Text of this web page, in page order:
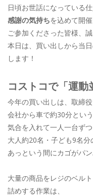
日頃お世話になっている
感謝の気持ちを込めて開
ご参加くださった皆様、
本日は、買い出しから当
します！
コストコで「運動
今年の買い出しは、取締
会社から車で約30分という
気合を入れて一人一台ず
大人約20名・子ども9名分
あっという間にカゴがパ
大量の商品をレジのベル
詰めする作業は、